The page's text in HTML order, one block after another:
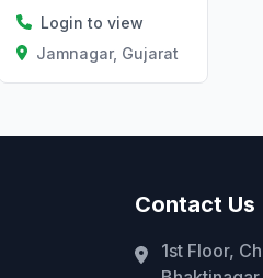
Login to view
Jamnagar, Gujarat
Contact Us
1st Floor,